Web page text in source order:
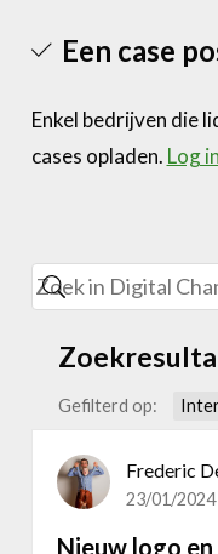
Een case
Enkel bedrijven die
cases opladen. Log in
Gefilterd op:
Frederic
23/01/
Nieuw logo